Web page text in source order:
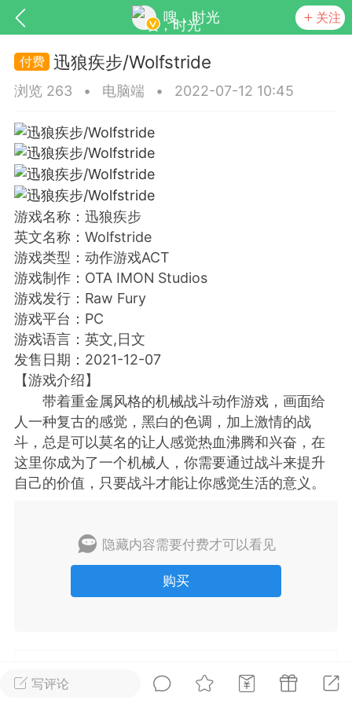
嗖，时光 关注
基于wordpress开发
更新 商城
排行
实时动态 直播
极品会员 靓号
黑凤梨
写评论
迅狼疾步/Wolfstride
浏览 263 • 电脑端 • 2022-07-12 10:45
游戏名称：迅狼疾步
英文名称：Wolfstride
游戏类型：动作游戏ACT
游戏制作：OTA IMON Studios
游戏发行：Raw Fury
游戏平台：PC
游戏语言：英文,日文
发售日期：2021-12-07
【游戏介绍】
带着重金属风格的机械战斗动作游戏，画面给
人一种复古的感觉，黑白的色调，加上激情的战
斗，总是可以莫名的让人感觉热血沸腾和兴奋，在
这里你成为了一个机械人，你需要通过战斗来提升
自己的价值，只要战斗才能让你感觉生活的意义。
隐藏内容需要付费才可以看见
购买
未经允许，禁止转载本站所有原创内容